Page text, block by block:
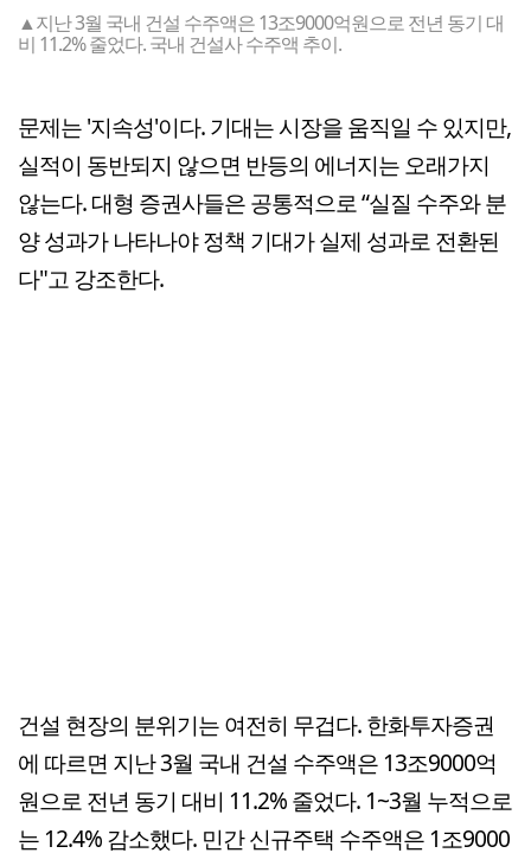
▲지난 3월 국내 건설 수주액은 13조9000억원으로 전년 동기 대
비 11.2% 줄었다. 국내 건설사 수주액 추이.
문제는 '지속성'이다. 기대는 시장을 움직일 수 있지만,
실적이 동반되지 않으면 반등의 에너지는 오래가지
않는다. 대형 증권사들은 공통적으로 “실질 수주와 분
양 성과가 나타나야 정책 기대가 실제 성과로 전환된
다"고 강조한다.
건설 현장의 분위기는 여전히 무겁다. 한화투자증권
에 따르면 지난 3월 국내 건설 수주액은 13조9000억
원으로 전년 동기 대비 11.2% 줄었다. 1~3월 누적으로
는 12.4% 감소했다. 민간 신규주택 수주액은 1조9000